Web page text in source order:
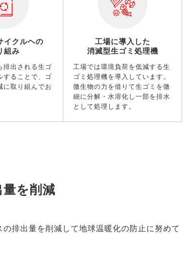
イクルヘの
組み
排出される生ゴ
することで、ゴ
に取り組んでお
工場に導入した
消滅型生ゴミ処理機
工場では環境負荷を低減する生
ゴミ処理機を導入しています。
微生物の力を借りて生ゴミを微
細に分解・水溶化し一部を排水
として処理します。
を削減
排出量を削減して地球温暖化の防止に努めて